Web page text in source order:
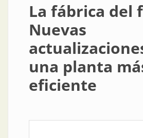
La fábrica del
Nuevas
una planta
eficiente